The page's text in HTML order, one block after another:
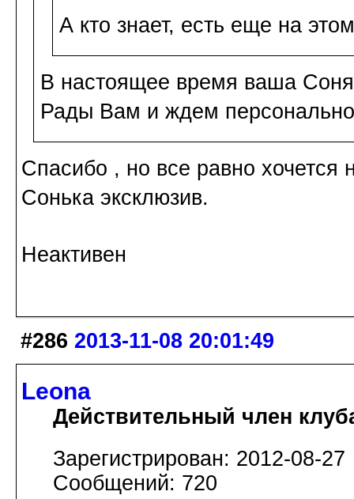
А кто знает, есть еще на
В настоящее время ваша
Рады Вам и ждем
Спасибо , но все равно хочется
Сонька эксклюзив.
Неактивен
#286 2013-11-08 20:01:49
Leona
Действительный член
Зарегистрирован: 2012-08-27
Сообщений: 720